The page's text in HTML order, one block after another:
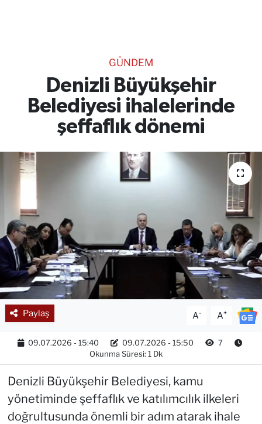
GÜNDEM
Denizli Büyükşehir
Belediyesi ihalelerinde
şeffaflık dönemi
Paylaş A- A+
09.07.2026 - 15:40 09.07.2026 - 15:50
7
Okunma Süresi: 1 Dk
Denizli Büyükşehir Belediyesi, kamu
yönetiminde şeffaflık ve katılımcılık ilkeleri
doğrultusunda önemli bir adım atarak ihale
RESMİ İLANLAR
Gencsesfm Canlı Dinle